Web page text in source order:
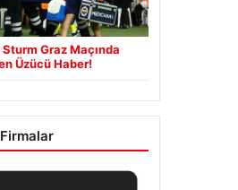
Graz Maçında
Üzücü Haber!